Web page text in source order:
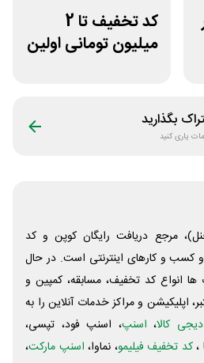
کد تخفیف تا 2
میلیون تومانی اولین
بگذارید
یاری کنید
مرجع دریافت رایگان کوپن و کد
کسب و‌ کارهای اینترنتی است. در حال
انواع کد تخفیف، مسابقه، کمپین و
اپلیکیشن و مراکز خدمات آنلاین را به
دیجی کالا، اسنپ، اسنپ فود، تپسی،
کد تخفیف فیلیمو، نماوا، اسنپ مارکت،